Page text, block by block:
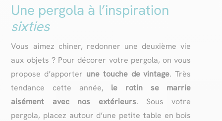
Une pergola à l’inspiration
sixties
Vous aimez chiner, redonner une deuxième vie
aux objets ? Pour décorer votre pergola, on vous
propose d’apporter une touche de vintage. Très
tendance cette année, le rotin se marrie
aisément avec nos extérieurs. Sous votre
pergola, placez autour d’une petite table en bois